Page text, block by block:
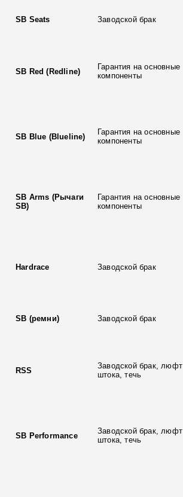
SB Seats Заводской брак
SB Red (Redline)
Гарантия на основные
компоненты
SB Blue (Blueline)
Гарантия на основные
компоненты
SB Arms (Рычаги
SB)
Гарантия на основные
компоненты
Hardrace Заводской брак
SB (ремни) Заводской брак
RSS
Заводской брак, люфт
штока, течь
SB Performance
Заводской брак, люфт
штока, течь